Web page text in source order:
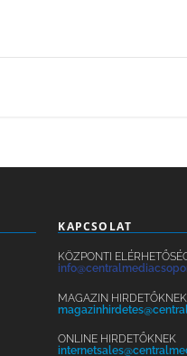
KAPCSOLAT
KÖZPONTI
MAGAZIN HIRDETŐKNEK
ONLINE HIRDETŐKNEK